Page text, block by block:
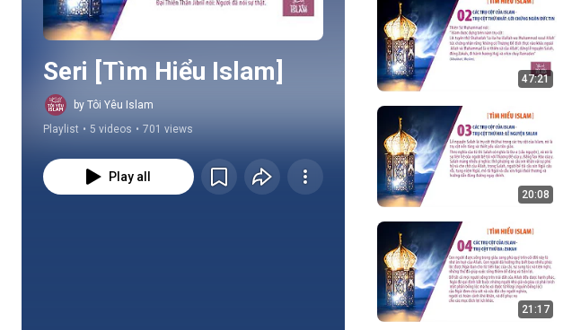
Seri [Tìm Hiểu Islam]
by Tôi Yêu Islam
Playlist • 5 videos • 701 views
Play all
47:21
20:08
21:17